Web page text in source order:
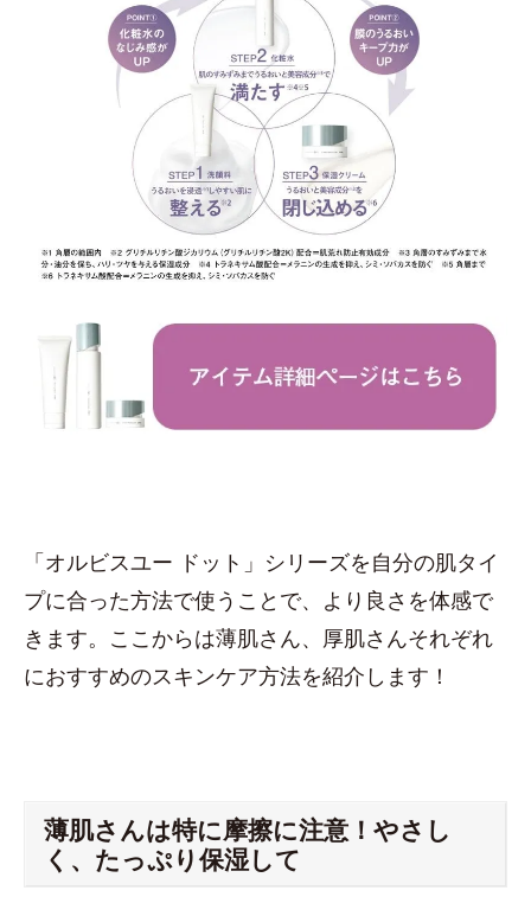
「オルビスユー ドット」シリーズを自分の肌タイ
プに合った方法で使うことで、より良さを体感で
きます。ここからは薄肌さん、厚肌さんそれぞれ
におすすめのスキンケア方法を紹介します！
薄肌さんは特に摩擦に注意！やさし
く、たっぷり保湿して